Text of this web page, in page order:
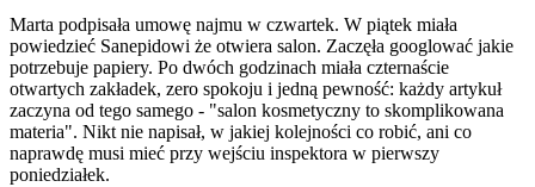
Marta podpisała umowę najmu w czwartek. W piątek miała
powiedzieć Sanepidowi że otwiera salon. Zaczęła googlować jakie
potrzebuje papiery. Po dwóch godzinach miała czternaście
otwartych zakładek, zero spokoju i jedną pewność: każdy artykuł
zaczyna od tego samego - "salon kosmetyczny to skomplikowana
materia". Nikt nie napisał, w jakiej kolejności co robić, ani co
naprawdę musi mieć przy wejściu inspektora w pierwszy
poniedziałek.